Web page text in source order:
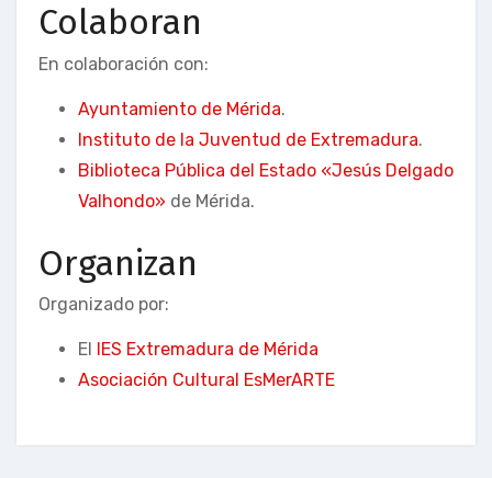
Colaboran
En colaboración con:
Ayuntamiento de Mérida.
Instituto de la Juventud de Extremadura.
Biblioteca Pública del Estado «Jesús Delgado
Valhondo» de Mérida.
Organizan
Organizado por:
El IES Extremadura de Mérida
Asociación Cultural EsMerARTE